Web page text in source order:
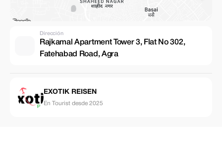
Dirección
Rajkamal Apartment Tower 3, Flat No 302,
Fatehabad Road, Agra
EXOTIK REISEN
En Tourist desde 2025